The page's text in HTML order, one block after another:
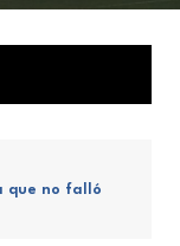
que no falló